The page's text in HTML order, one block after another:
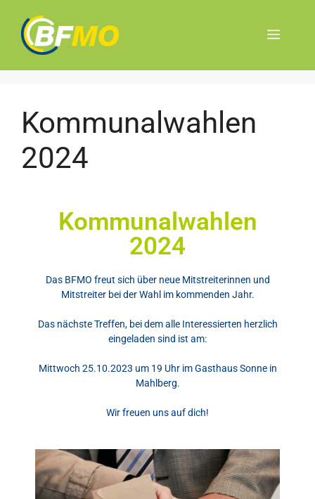
Kommunalwahlen
2024
Kommunalwahlen
2024
Das BFMO freut sich über neue Mitstreiterinnen und
Mitstreiter bei der Wahl im kommenden Jahr.
Das nächste Treffen, bei dem alle Interessierten herzlich
eingeladen sind ist am:
Mittwoch 25.10.2023 um 19 Uhr im Gasthaus Sonne in
Mahlberg.
Wir freuen uns auf dich!